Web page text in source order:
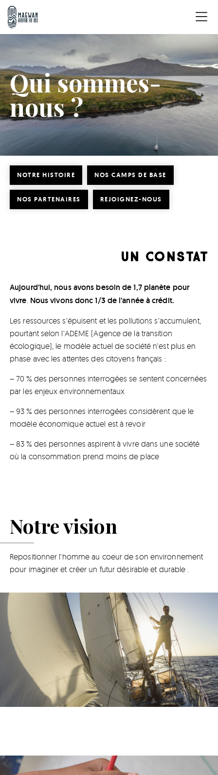
Qui sommes-
nous ?
NOTRE HISTOIRE NOS CAMPS DE BASE
NOS PARTENAIRES REJOIGNEZ-NOUS
UN CONSTAT
Aujourd’hui, nous avons besoin de 1,7 planète pour
vivre. Nous vivons donc 1/3 de l’année à crédit.
Les ressources s’épuisent et les pollutions s’accumulent,
pourtant selon l’ADEME (Agence de la transition
écologique), le modèle actuel de société n’est plus en
phase avec les attentes des citoyens français :
– 70 % des personnes interrogées se sentent concernées
par les enjeux environnementaux
– 93 % des personnes interrogées considèrent que le
modèle économique actuel est à revoir
– 83 % des personnes aspirent à vivre dans une société
où la consommation prend moins de place
Notre vision
Repositionner l’homme au coeur de son environnement
pour imaginer et créer un futur désirable et durable .